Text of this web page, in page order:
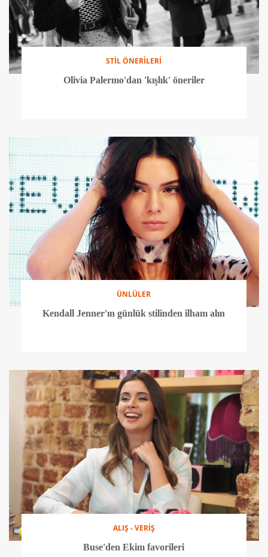
STİL ÖNERİLERİ
Olivia Palermo'dan 'kışlık' öneriler
ÜNLÜLER
Kendall Jenner'ın günlük stilinden ilham alın
ALIŞ - VERİŞ
Buse'den Ekim favorileri